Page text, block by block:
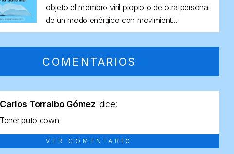
objeto el miembro viril propio o de otra persona
de un modo enérgico con movimient...
COMENTARIOS
Carlos Torralbo Gómez dice:
Tener puto down
VER COMENTARIO